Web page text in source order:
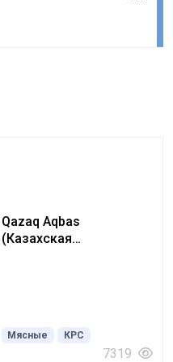
Qazaq Aqbas
(Казахская
Мясные КРС
7319